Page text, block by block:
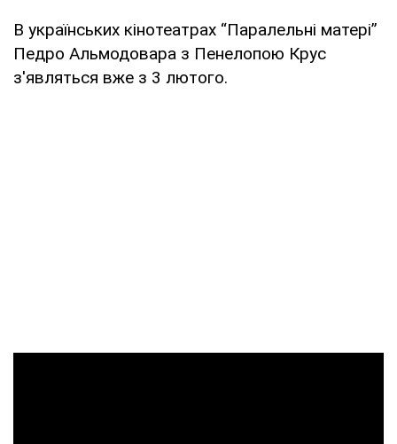
В українських кінотеатрах “Паралельні матері”
Педро Альмодовара з Пенелопою Крус
з'являться вже з 3 лютого.